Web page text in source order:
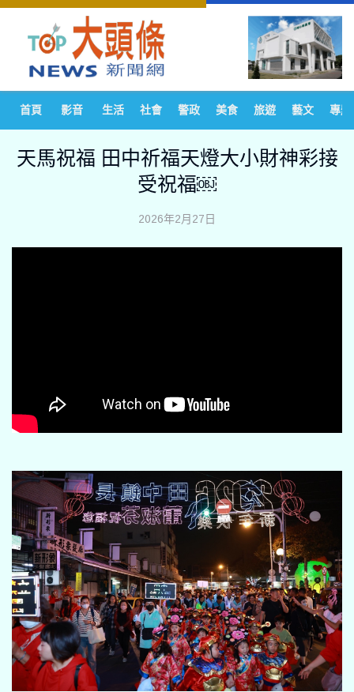
首頁 影音 生活 社會 警政 美食 旅遊 藝文 專題
天馬祝福 田中祈福天燈大小財神彩接
受祝福￼
2026年2月27日